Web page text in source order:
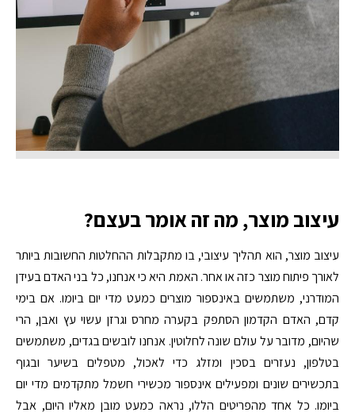
עיצוב מוצר, מה זה אומר בעצם?
עיצוב מוצר, הוא תהליך עיצובי, בו מתקבלות ההחלטות החשובות ביותר
לאורך פיתוח מוצר כזה או אחר. האמת היא כי אנחנו, כל בני האדם בעידן
המודרני, משתמשים באינספור מוצרים כמעט מדי יום ביומו. אם בימי
קדם, האדם הקדמון הסתפק בקערה מחרס וגרזן עשוי עץ ואבן, הרי
שהיום, מדובר על עולם שונה לחלוטין. אנחנו לובשים בגדים, משתמשים
בטלפון, נעזרים בסכין ומזלג כדי לאכול, מטפלים בשיער ובגוף
בתכשירים שונים ומפעילים אינספור מכשירי חשמל מתקדמים מדי יום
ביומו. כל אחד מהפריטים הללו, נראה כמעט מובן מאליו היום, אבל